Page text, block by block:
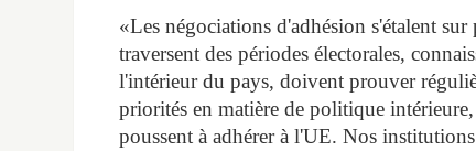
«Les négociations d'adhésion s'étalent
traversent des périodes électorales,
l'intérieur du pays, doivent prouver
priorités en matière de politique
poussent à adhérer à l'UE. Nos